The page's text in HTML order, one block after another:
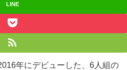
LINE
年にデビューした、6人組の